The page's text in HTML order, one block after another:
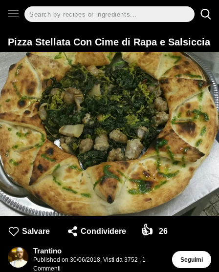
Pizza Stellata Con Cime di Rapa e Salsiccia
Salvare Condividere 👍 26
Trantino
Published on 30/06/2018, Visti da 3752 , 1
Commenti
Seguimi